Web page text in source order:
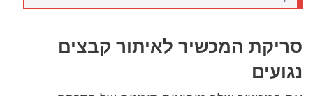
סריקת המכשיר לאיתור קבצים
נגועים